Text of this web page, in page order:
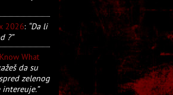
2026: “Da li
?”
What
da su
zelenog